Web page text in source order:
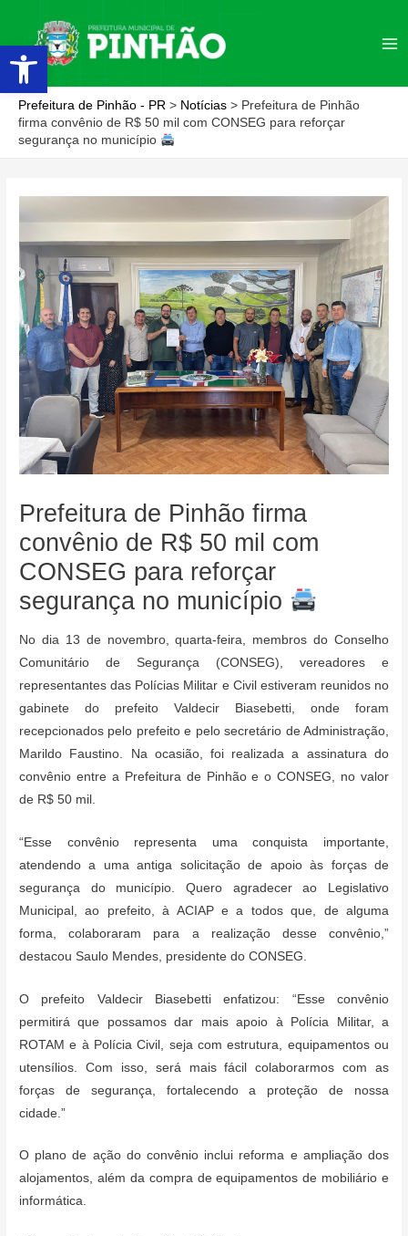
Abrir a barra de ferramentas
conteúdo
Prefeitura de Pinhão - PR > Notícias > Prefeitura de Pinhão
firma convênio de R$ 50 mil com CONSEG para reforçar
segurança no município
Prefeitura de Pinhão firma
convênio de R$ 50 mil com
CONSEG para reforçar
segurança no município
No dia 13 de novembro, quarta-feira, membros do Conselho
Comunitário de Segurança (CONSEG), vereadores e
representantes das Polícias Militar e Civil estiveram reunidos no
gabinete do prefeito Valdecir Biasebetti, onde foram
recepcionados pelo prefeito e pelo secretário de Administração,
Marildo Faustino. Na ocasião, foi realizada a assinatura do
convênio entre a Prefeitura de Pinhão e o CONSEG, no valor
de R$ 50 mil.
“Esse convênio representa uma conquista importante,
atendendo a uma antiga solicitação de apoio às forças de
segurança do município. Quero agradecer ao Legislativo
Municipal, ao prefeito, à ACIAP e a todos que, de alguma
forma, colaboraram para a realização desse convênio,”
destacou Saulo Mendes, presidente do CONSEG.
O prefeito Valdecir Biasebetti enfatizou: “Esse convênio
permitirá que possamos dar mais apoio à Polícia Militar, a
ROTAM e à Polícia Civil, seja com estrutura, equipamentos ou
utensílios. Com isso, será mais fácil colaborarmos com as
forças de segurança, fortalecendo a proteção de nossa
cidade.”
O plano de ação do convênio inclui reforma e ampliação dos
alojamentos, além da compra de equipamentos de mobiliário e
informática.